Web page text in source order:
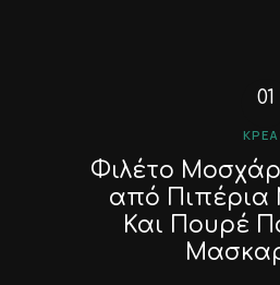
Φιλέτο
από
Και Πουρέ